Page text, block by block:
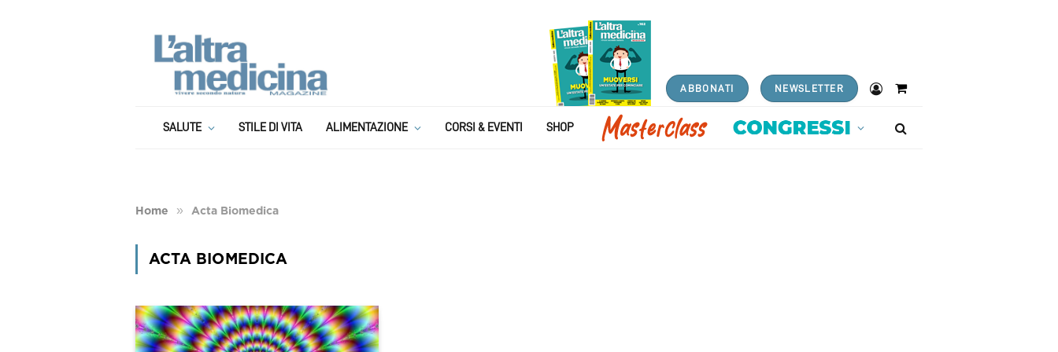
ABBONATI NEWSLETTER
Shopping
SALUTE STILE DI VITA ALIMENTAZIONE CORSI & EVENTI SHOP
Home » Acta Biomedica
ACTA BIOMEDICA